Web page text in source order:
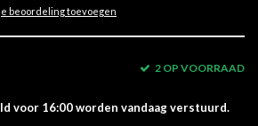
beoordeling toevoegen
2 OP VOORRAAD
voor 16:00 worden vandaag verstuurd.